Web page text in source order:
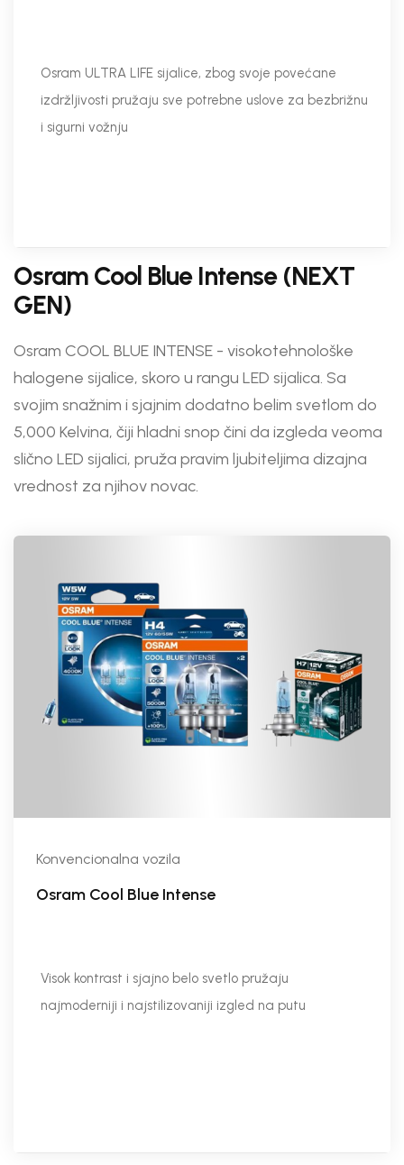
Osram ULTRA LIFE sijalice, zbog svoje povećane
izdržljivosti pružaju sve potrebne uslove za bezbrižnu
i sigurni vožnju
Osram Cool Blue Intense (NEXT
GEN)
Osram COOL BLUE INTENSE - visokotehnološke
halogene sijalice, skoro u rangu LED sijalica. Sa
svojim snažnim i sjajnim dodatno belim svetlom do
5,000 Kelvina, čiji hladni snop čini da izgleda veoma
slično LED sijalici, pruža pravim ljubiteljima dizajna
vrednost za njihov novac.
Konvencionalna vozila
Osram Cool Blue Intense
Visok kontrast i sjajno belo svetlo pružaju
najmoderniji i najstilizovaniji izgled na putu